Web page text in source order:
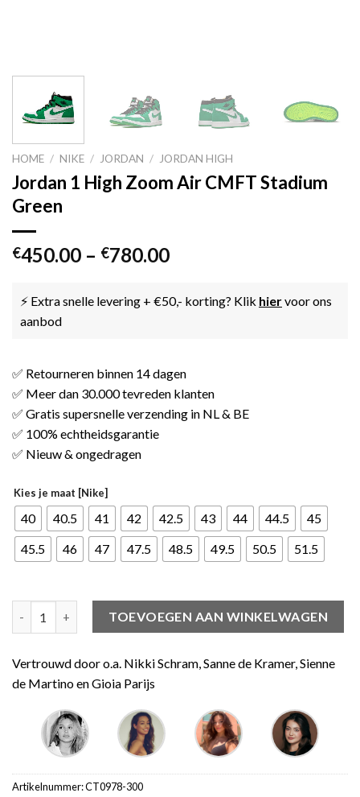
HOME / NIKE / JORDAN / JORDAN HIGH
Jordan 1 High Zoom Air CMFT Stadium
Green
€450.00 – €780.00
⚡ Extra snelle levering + €50,- korting? Klik hiervoor ons
aanbod
✅ Retourneren binnen 14 dagen
✅ Meer dan 30.000 tevreden klanten
✅ Gratis supersnelle verzending in NL & BE
✅ 100% echtheidsgarantie
✅ Nieuw & ongedragen
Kies je maat [Nike]
40 40.5 41 42 42.5 43 44 44.5
45
45.5
46 47 47.5 48.5 49.5 50.5 51.5
Jordan 1 High Zoom Air CMFT Stadium Green aantal
TOEVOEGEN AAN WINKELWAGEN
Vertrouwd door o.a. Nikki Schram, Sanne de Kramer, Sienne
de Martino en Gioia Parijs
Artikelnummer:CT0978-300